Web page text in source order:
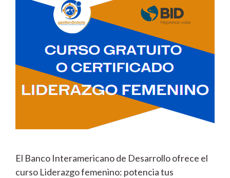
El Banco Interamericano de Desarrollo ofrece el
curso Liderazgo femenino: potencia tus